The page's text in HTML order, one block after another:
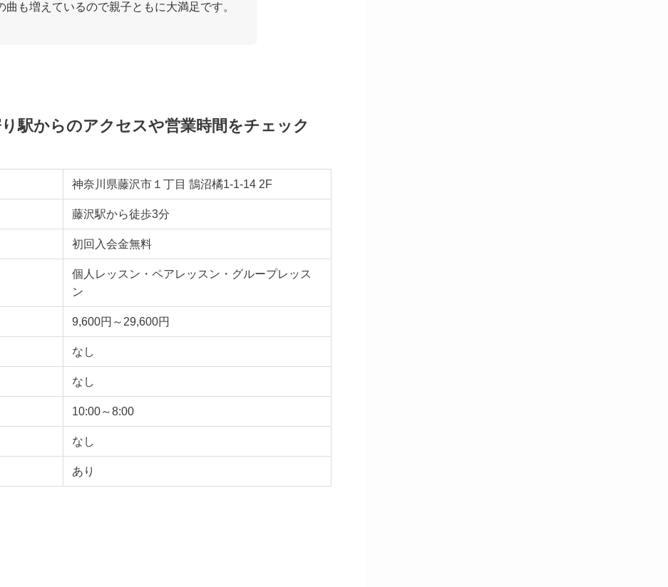
曲も増えているので親子ともに大満足です。
駅からのアクセスや営業時間をチェック
神奈川県藤沢市１丁目 鵠沼橘1-1-14 2F
藤沢駅から徒歩3分
初回入会金無料
個人レッスン・ペアレッスン・グループレッス
ン
9,600円～29,600円
なし
なし
10:00～8:00
なし
あり